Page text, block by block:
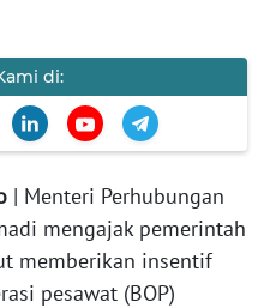
di:
| Menteri Perhubungan
mengajak pemerintah
memberikan insentif
pesawat (BOP)